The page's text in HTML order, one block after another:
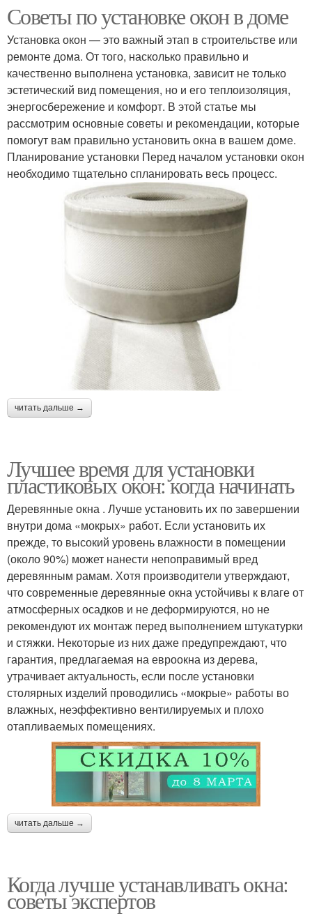
Советы по установке окон в доме
Установка окон — это важный этап в строительстве или
ремонте дома. От того, насколько правильно и
качественно выполнена установка, зависит не только
эстетический вид помещения, но и его теплоизоляция,
энергосбережение и комфорт. В этой статье мы
рассмотрим основные советы и рекомендации, которые
помогут вам правильно установить окна в вашем доме.
Планирование установки Перед началом установки окон
необходимо тщательно спланировать весь процесс.
читать дальше →
Лучшее время для установки
пластиковых окон: когда начинать
Деревянные окна . Лучше установить их по завершении
внутри дома «мокрых» работ. Если установить их
прежде, то высокий уровень влажности в помещении
(около 90%) может нанести непоправимый вред
деревянным рамам. Хотя производители утверждают,
что современные деревянные окна устойчивы к влаге от
атмосферных осадков и не деформируются, но не
рекомендуют их монтаж перед выполнением штукатурки
и стяжки. Некоторые из них даже предупреждают, что
гарантия, предлагаемая на евроокна из дерева,
утрачивает актуальность, если после установки
столярных изделий проводились «мокрые» работы во
влажных, неэффективно вентилируемых и плохо
отапливаемых помещениях.
читать дальше →
Когда лучше устанавливать окна:
советы экспертов